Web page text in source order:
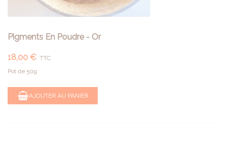
Pigments En Poudre - Or
18,00 € TTC
Pot de 50g
AJOUTER AU PANIER